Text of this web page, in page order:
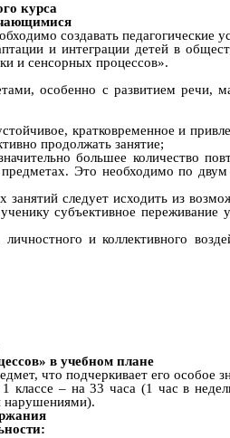
курса
создавать педагогические
и интеграции детей в
и сенсорных процессов».
особенно с развитием
кратковременное и
продолжать занятие;
большее количество
Это необходимо по
следует исходить из
субъективное
и коллективного
в учебном плане
что подчеркивает его особое
классе – на 33 часа (1 час в
нарушениями).